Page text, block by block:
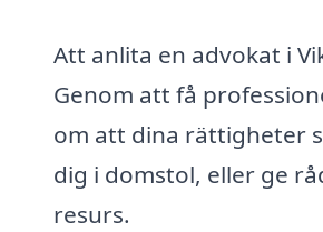
Att anlita en advokat i
Genom att få
om att dina rättigheter
dig i domstol, eller ge
resurs.